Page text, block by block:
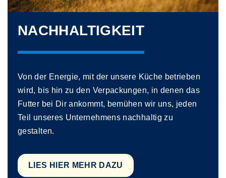
NACHHALTIGKEIT
Von der Energie, mit der unsere Küche betrieben
wird, bis hin zu den Verpackungen, in denen das
Futter bei Dir ankommt, bemühen wir uns, jeden
Teil unseres Unternehmens nachhaltig zu
gestalten.
LIES HIER MEHR DAZU